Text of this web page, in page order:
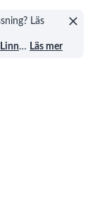
Läs
… Läs mer